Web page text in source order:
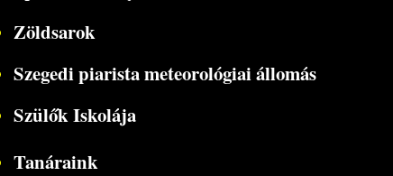
Zöldsarok
Szegedi piarista meteorológiai állomás
Szülők Iskolája
Tanáraink